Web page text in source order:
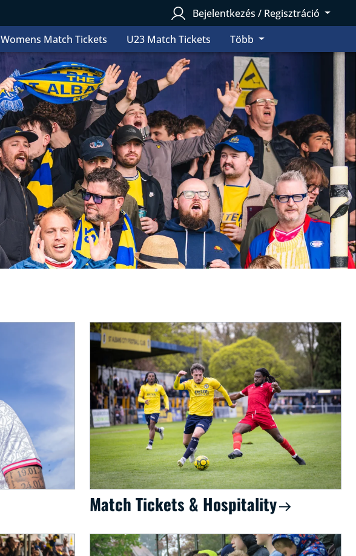
Bejelentkezés / Regisztráció
Womens Match Tickets U23 Match Tickets Több
Match Tickets & Hospitality